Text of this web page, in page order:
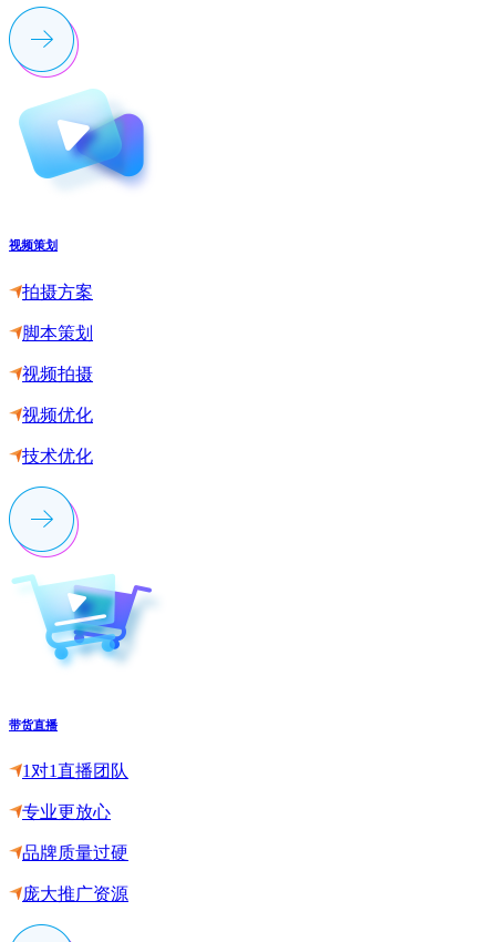
视频策划
拍摄方案
脚本策划
视频拍摄
视频优化
技术优化
带货直播
1对1直播团队
专业更放心
品牌质量过硬
庞大推广资源